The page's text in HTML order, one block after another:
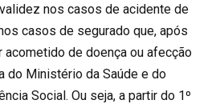
nos casos de acidente de
casos de segurado que, após
acometido de doença ou afecção
do Ministério da Saúde e do
Social. Ou seja, a partir do 1º